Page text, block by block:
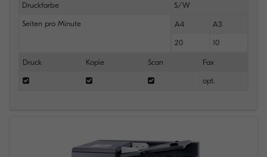
Druckfarbe S/W
Seiten pro Minute A4 A3
20 10
Druck Kopie Scan Fax
opt.